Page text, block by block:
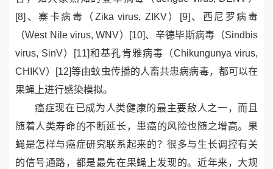
[8] 、寨卡病毒（ Zika virus, ZIKV） [9] 、西尼罗病毒
（West Nile virus, WNV） [10]、辛德毕斯病毒 （Sindbis
virus, SinV） [11]和基孔肯雅病毒（Chikungunya virus,
CHIKV） [12]等由蚊虫传播的人畜共患病病毒，都可以在
果蝇上进行感染模拟。
癌症现在已成为人类健康的最主要敌人之一，而且
随着人类寿命的不断延长，患癌的风险也随之增高。 果
蝇是怎样与癌症研究联系起来的？很多与生长调控有关
的信号通路，都是最先在果蝇上发现的。近年来，大规